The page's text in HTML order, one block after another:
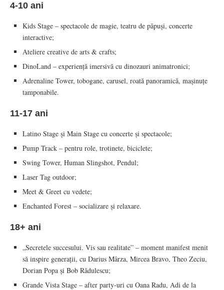
4-10 ani
Kids Stage – spectacole de magie, teatru de păpuși, concerte
interactive;
Ateliere creative de arts & crafts;
DinoLand – experiență imersivă cu dinozauri animatronici;
Adrenaline Tower, tobogane, carusel, roată panoramică, mașinuțe
tamponabile.
11-17 ani
Latino Stage și Main Stage cu concerte și spectacole;
Pump Track – pentru role, trotinete, biciclete;
Swing Tower, Human Slingshot, Pendul;
Laser Tag outdoor;
Meet & Greet cu vedete;
Enchanted Forest – socializare și relaxare.
18+ ani
„Secretele succesului. Vis sau realitate” – moment manifest menit
să inspire generații, cu Darius Mârza, Mircea Bravo, Theo Zeciu,
Dorian Popa și Bob Rădulescu;
Grande Vista Stage – after party-uri cu Oana Radu, Adi de la